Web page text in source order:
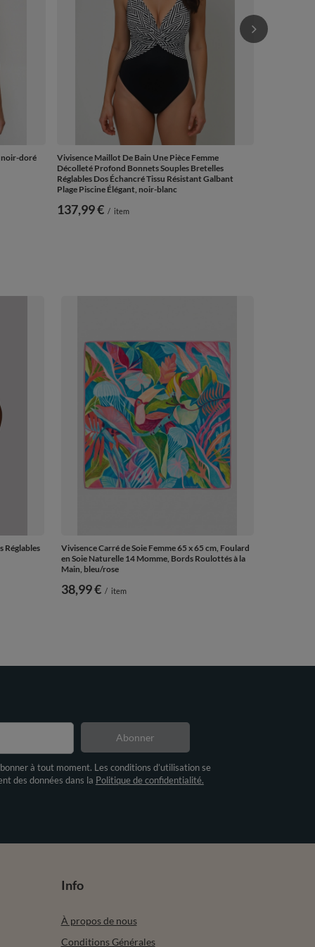
noir-doré
Vivisence Maillot De Bain Une Pièce Femme
Décolleté Profond Bonnets Souples Bretelles
Réglables Dos Échancré Tissu Résistant Galbant
Plage Piscine Élégant, noir-blanc
137,99 € / item
Réglables
Vivisence Carré de Soie Femme 65 x 65 cm, Foulard
en Soie Naturelle 14 Momme, Bords Roulottés à la
Main, bleu/rose
38,99 € / item
à tout moment. Les conditions d’utilisation se
des données dans la Politique de confidentialité.
Abonner
Info
À propos de nous
Conditions Générales